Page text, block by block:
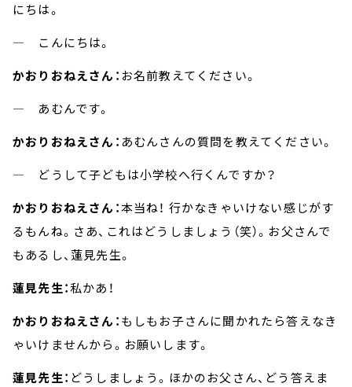
にちは。
― こんにちは。
かおりおねえさん： お名前教えてください。
― あむんです。
かおりおねえさん： あむんさんの質問を教えてください。
― どうして子どもは小学校へ行くんですか？
かおりおねえさん：本当ね！ 行かなきゃいけない感じがす
るもんね。さあ、これはどうしましょう（笑）。お父さんで
もあるし、蓮見先生。
蓮見先生：私かあ！
かおりおねえさん：もしもお子さんに聞かれたら答えなき
ゃいけませんから。お願いします。
蓮見先生： どうしましょう。ほかのお父さん、どう答えま